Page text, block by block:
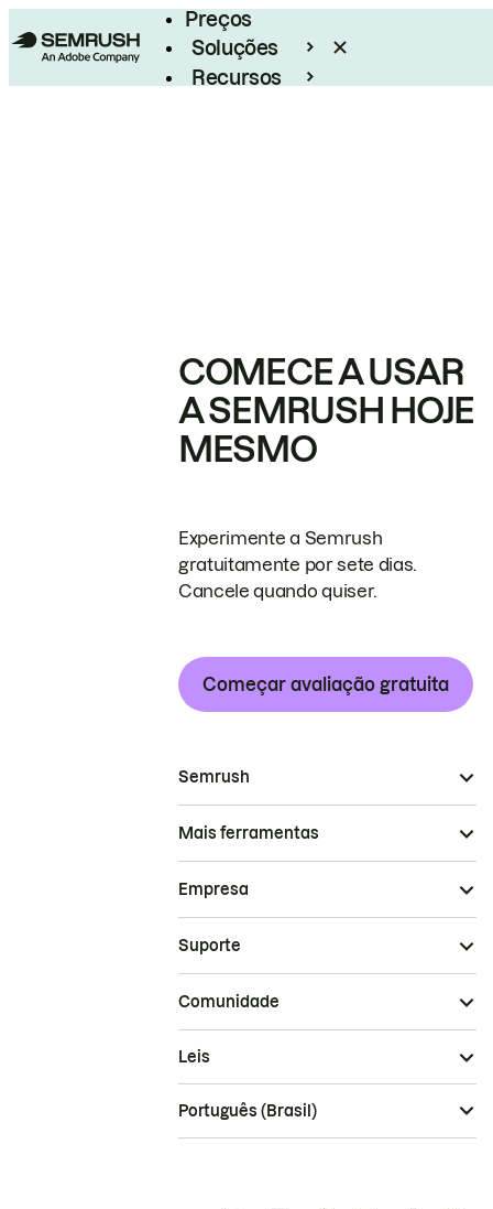
Preços
Soluções
Recursos
COMECE A USAR
A SEMRUSH HOJE
MESMO
Experimente a Semrush
gratuitamente por sete dias.
Cancele quando quiser.
Começar avaliação gratuita
Semrush
Mais ferramentas
Empresa
Suporte
Comunidade
Leis
Português (Brasil)